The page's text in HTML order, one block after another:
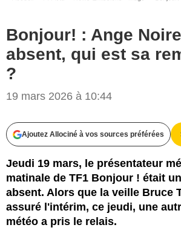
Bonjour! : Ange
absent, qui est sa
?
19 mars 2026 à 10:44
Ajoutez Allociné à vos sources préférées
Jeudi 19 mars, le présentateur
matinale de TF1 Bonjour ! était
absent. Alors que la veille Bruce
assuré l'intérim, ce jeudi, une
météo a pris le relais.